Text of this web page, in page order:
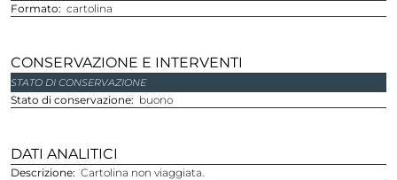
Formato
cartolina
CONSERVAZIONE E INTERVENTI
STATO DI CONSERVAZIONE
Stato di conservazione buono
DATI ANALITICI
Descrizione Cartolina non viaggiata.